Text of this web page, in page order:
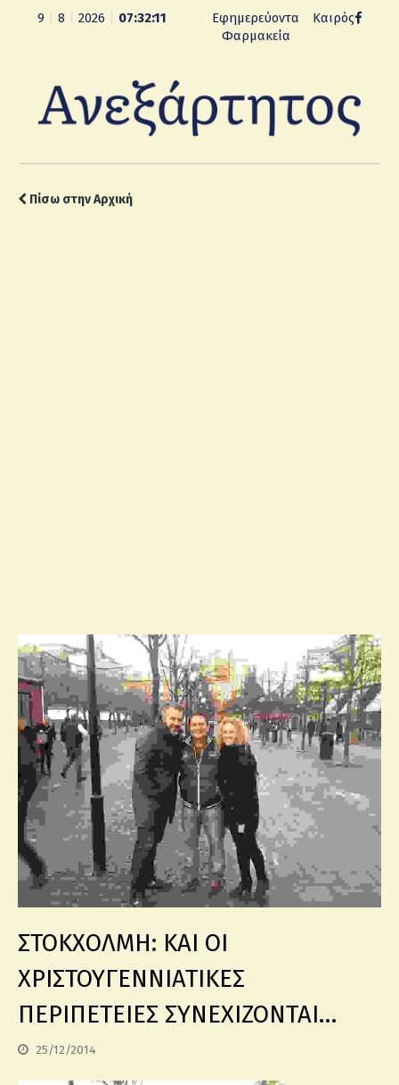
9 8 2026 07:32:12
Εφημερεύοντα
Φαρμακεία
Καιρός
Πίσω στην Αρχική
ΣΤΟΚΧΟΛΜΗ: ΚΑΙ ΟΙ
ΧΡΙΣΤΟΥΓΕΝΝΙΑΤΙΚΕΣ
ΠΕΡΙΠΕΤΕΙΕΣ ΣΥΝΕΧΙΖΟΝΤΑΙ…
25/12/2014